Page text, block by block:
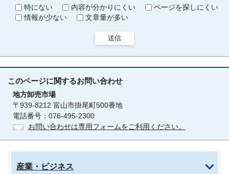
特にない
内容が分かりにくい
ページを探しにくい
情報が少ない
文章量が多い
送信
このページに関するお問い合わせ
地方卸売市場
〒939-8212 富山市掛尾町500番地
電話番号：076-495-2300
お問い合わせは専用フォームをご利用ください。
産業・ビジネス